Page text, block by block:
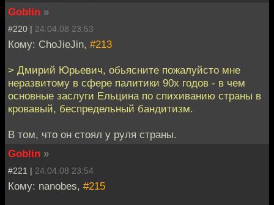
Goblin »
#220 | 24.04.08 23:53
Кому: ChoJieJin, #213
> Дмирий Юрьевич, обьясните пожалуйсто мне
неразвитому в сфере палитики 90х годов - в чем
основные заслуги Ельцина по спихиванию страны в
кровавый, беспредельный бандитизм.
В том, что он стоял у руля страны.
Goblin »
#221 | 24.04.08 23:54
Кому: nanobes, #215